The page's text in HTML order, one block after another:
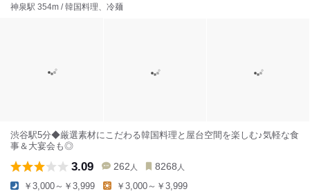
神泉駅 354m / 韓国料理、冷麺
渋谷駅5分◆厳選素材にこだわる韓国料理と屋台空間を楽しむ♪気軽な食
事＆大宴会も◎
3.09 262 人 8268 人
￥3,000～￥3,999 ￥3,000～￥3,999